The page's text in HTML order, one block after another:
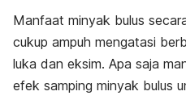
Manfaat minyak bulus
cukup ampuh mengatasi
luka dan eksim. Apa saja
efek samping minyak bulus